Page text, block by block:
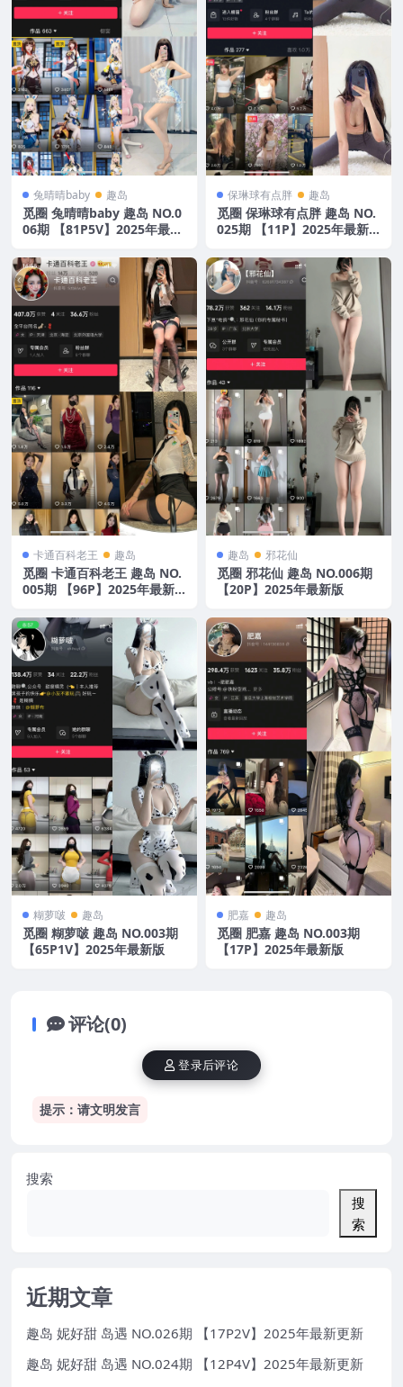
兔晴晴baby 趣岛
觅圈 兔晴晴baby 趣岛 NO.0
06期 【81P5V】2025年最新
保琳球有点胖 趣岛
觅圈 保琳球有点胖 趣岛 NO.
025期 【11P】2025年最新
卡通百科老王 趣岛
觅圈 卡通百科老王 趣岛 NO.
005期 【96P】2025年最新
趣岛 邪花仙
觅圈 邪花仙 趣岛 NO.006期
【20P】2025年最新版
糊萝啵 趣岛
觅圈 糊萝啵 趣岛 NO.003期
【65P1V】2025年最新版
肥嘉 趣岛
觅圈 肥嘉 趣岛 NO.003期
【17P】2025年最新版
评论(0)
提示：请文明发言
登录后评论
搜索
搜
索
近期文章
趣岛 妮好甜 岛遇 NO.026期 【17P2V】2025年最新更新
趣岛 妮好甜 岛遇 NO.024期 【12P4V】2025年最新更新